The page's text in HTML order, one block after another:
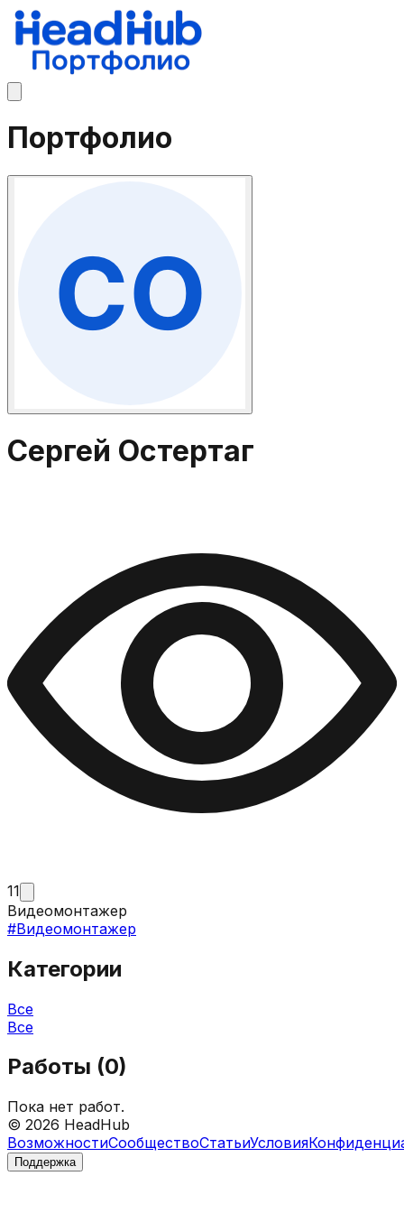
Портфолио
Сергей Остертаг
11
Видеомонтажер
#Видеомонтажер
Категории
Все
Все
Работы (0)
Пока нет работ.
© 2026 HeadHub
ВозможностиСообществоСтатьиУсловия
Поддержка